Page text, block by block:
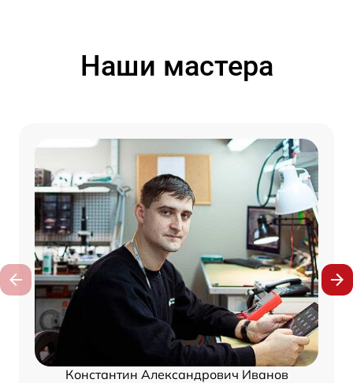
Наши мастера
Константин Александрович Иванов